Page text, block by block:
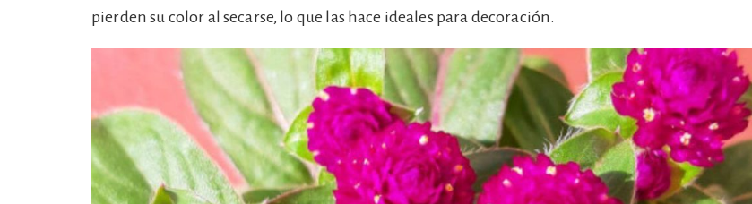
pierden su color al secarse, lo que las hace ideales para decoración.